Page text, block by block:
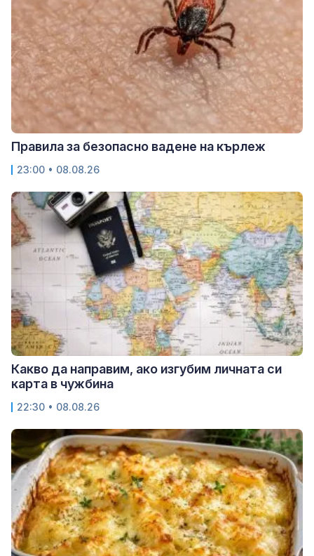
Правила за безопасно вадене на кърлеж
23:00 • 08.08.26
Какво да направим, ако изгубим личната си
карта в чужбина
22:30 • 08.08.26